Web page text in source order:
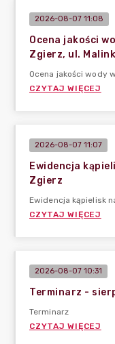
2026-08-07 11:08
Ocena jakości
Zgierz, ul.
Ocena jakości wody
CZYTAJ WIĘCEJ
2026-08-07 11:07
Ewidencja
Zgierz
Ewidencja kąpielisk
CZYTAJ WIĘCEJ
2026-08-07 10:31
Terminarz -
Terminarz
CZYTAJ WIĘCEJ